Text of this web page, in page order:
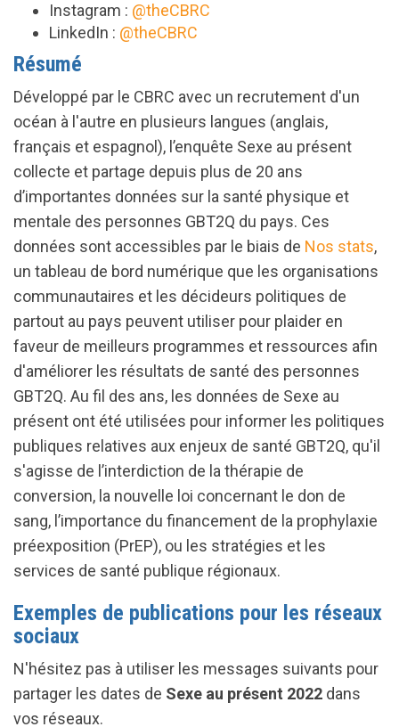
Instagram : @theCBRC
LinkedIn : @theCBRC
Résumé
Développé par le CBRC avec un recrutement d'un
océan à l'autre en plusieurs langues (anglais,
français et espagnol), l’enquête Sexe au présent
collecte et partage depuis plus de 20 ans
d’importantes données sur la santé physique et
mentale des personnes GBT2Q du pays. Ces
données sont accessibles par le biais de Nos stats,
un tableau de bord numérique que les organisations
communautaires et les décideurs politiques de
partout au pays peuvent utiliser pour plaider en
faveur de meilleurs programmes et ressources afin
d'améliorer les résultats de santé des personnes
GBT2Q. Au fil des ans, les données de Sexe au
présent ont été utilisées pour informer les politiques
publiques relatives aux enjeux de santé GBT2Q, qu'il
s'agisse de l’interdiction de la thérapie de
conversion, la nouvelle loi concernant le don de
sang, l’importance du financement de la prophylaxie
préexposition (PrEP), ou les stratégies et les
services de santé publique régionaux.
Exemples de publications pour les réseaux
sociaux
N'hésitez pas à utiliser les messages suivants pour
partager les dates de Sexe au présent 2022 dans
vos réseaux.